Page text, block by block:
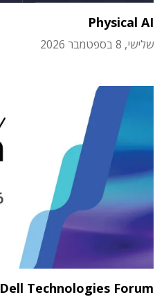
Physical AI
שלישי, 8 בספטמבר 2026
Dell Technologies Forum